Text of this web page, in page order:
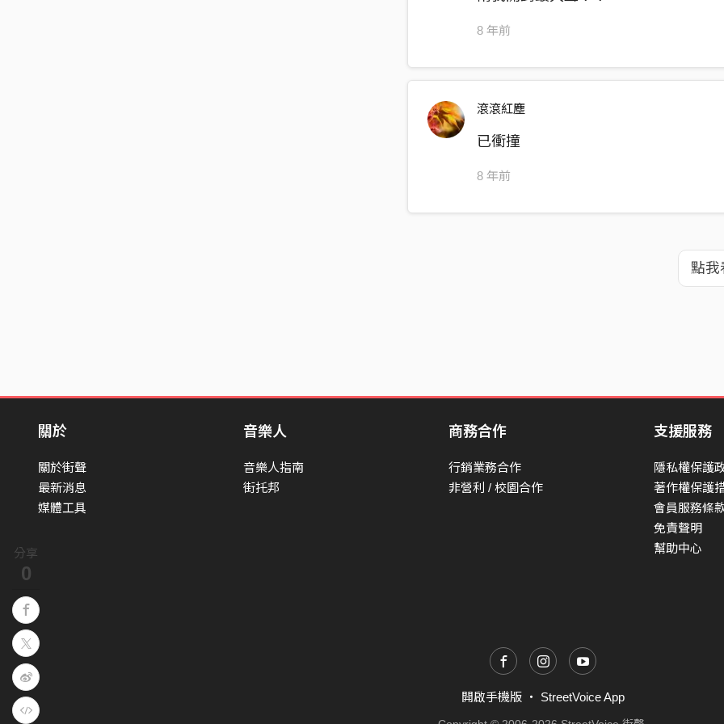
分享
0
8 年前
滾滾紅塵
已衝撞
8 年前
點我
關於
關於街聲
最新消息
媒體工具
音樂人
音樂人指南
街托邦
商務合作
行銷業務合作
非營利 / 校園合作
支援服務
隱私權保護
著作權保護
會員服務條
免責聲明
幫助中心
開啟手機版 ・ StreetVoice App